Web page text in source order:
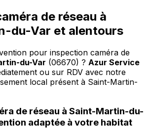
de réseau à
du-Var et alentours
pour inspection caméra de
du-Var (06670) ? Azur Service
ou sur RDV avec notre
local présent à Saint-Martin-
de réseau à Saint-Martin-du-
adaptée à votre habitat